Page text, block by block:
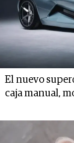
El nuevo
caja manual,